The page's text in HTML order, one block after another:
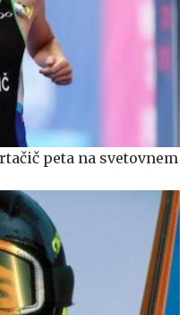
peta na svetovnem